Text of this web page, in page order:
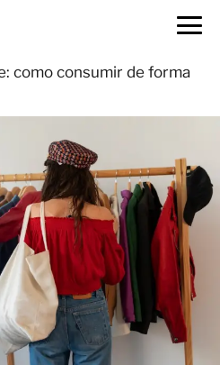
como consumir de forma